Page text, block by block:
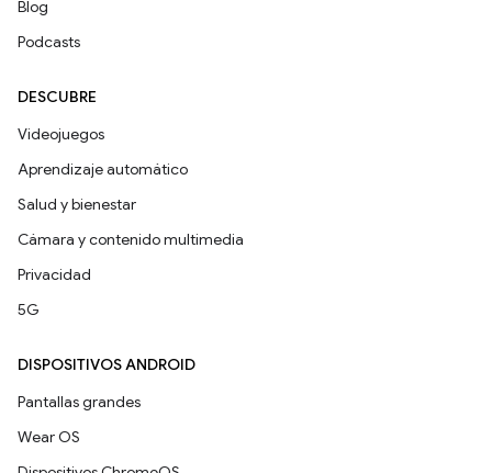
Blog
Podcasts
DESCUBRE
Videojuegos
Aprendizaje automático
Salud y bienestar
Cámara y contenido multimedia
Privacidad
5G
DISPOSITIVOS ANDROID
Pantallas grandes
Wear OS